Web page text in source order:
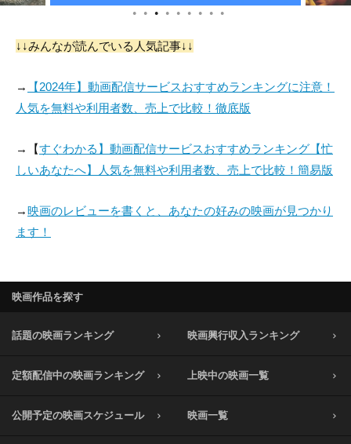
● ● ● ● ● ● ● ● ●
↓↓みんなが読んでいる人気記事↓↓
→
【2024年】動画配信サービスおすすめランキングに注意！
人気を無料や利用者数、売上で比較！徹底版
→【すぐわかる】動画配信サービスおすすめランキング【忙
しいあなたへ】人気を無料や利用者数、売上で比較！簡易版
→映画のレビューを書くと、あなたの好みの映画が見つかり
ます！
映画作品を探す
話題の映画ランキング 映画興行収入ランキング
定額配信中の映画ランキング 上映中の映画一覧
公開予定の映画スケジュール 映画一覧